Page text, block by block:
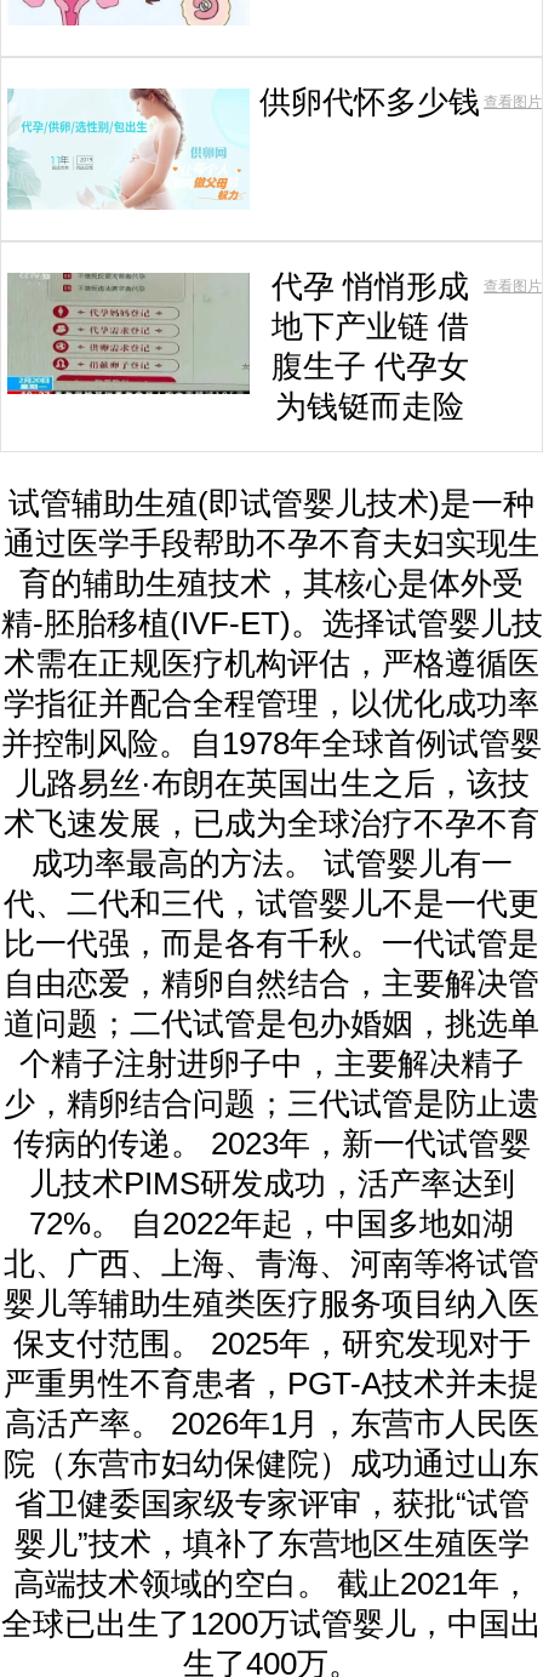
供卵代怀多少钱 查看图片
代孕 悄悄形成
地下产业链 借
腹生子 代孕女
为钱铤而走险
查看图片
试管辅助生殖(即试管婴儿技术)是一种
通过医学手段帮助不孕不育夫妇实现生
育的辅助生殖技术，其核心是体外受
精-胚胎移植(IVF-ET)。选择试管婴儿技
术需在正规医疗机构评估，严格遵循医
学指征并配合全程管理，以优化成功率
并控制风险。自1978年全球首例试管婴
儿路易丝·布朗在英国出生之后，该技
术飞速发展，已成为全球治疗不孕不育
成功率最高的方法。 试管婴儿有一
代、二代和三代，试管婴儿不是一代更
比一代强，而是各有千秋。一代试管是
自由恋爱，精卵自然结合，主要解决管
道问题；二代试管是包办婚姻，挑选单
个精子注射进卵子中，主要解决精子
少，精卵结合问题；三代试管是防止遗
传病的传递。 2023年，新一代试管婴
儿技术PIMS研发成功，活产率达到
72%。 自2022年起，中国多地如湖
北、广西、上海、青海、河南等将试管
婴儿等辅助生殖类医疗服务项目纳入医
保支付范围。 2025年，研究发现对于
严重男性不育患者，PGT-A技术并未提
高活产率。 2026年1月，东营市人民医
院（东营市妇幼保健院）成功通过山东
省卫健委国家级专家评审，获批“试管
婴儿”技术，填补了东营地区生殖医学
高端技术领域的空白。 截止2021年，
全球已出生了1200万试管婴儿，中国出
生了400万。